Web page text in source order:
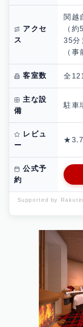
アクセ
ス
関越
（
35分
（事
客室数 全
主な設
備
駐車
レビュ
ー
★
公式予
約
Supported by